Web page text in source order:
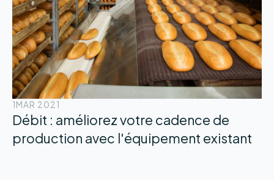
1MAR 2021
Débit : améliorez votre cadence de
production avec l'équipement existant